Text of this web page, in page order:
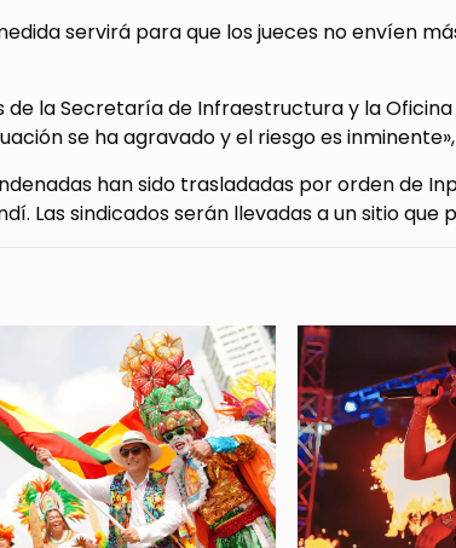
servirá para que los jueces no envíen
la Secretaría de Infraestructura y la
se ha agravado y el riesgo es
han sido trasladadas por orden de
Las sindicados serán llevadas a un sitio que